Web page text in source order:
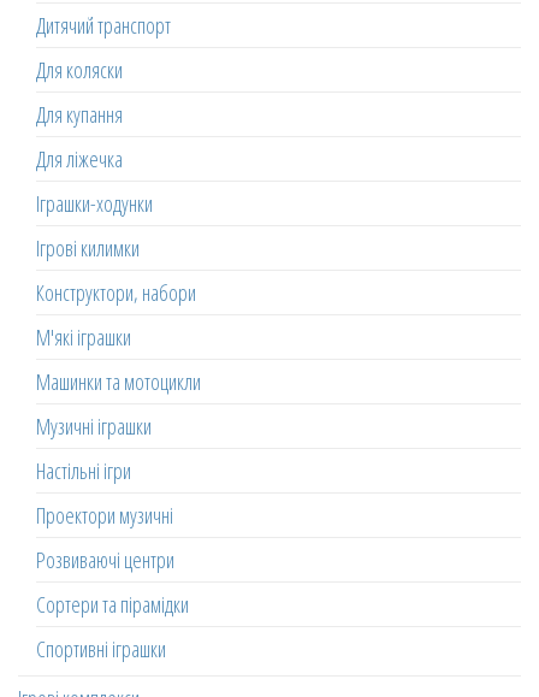
Дитячий транспорт
Для коляски
Для купання
Для ліжечка
Іграшки-ходунки
Ігрові килимки
Конструктори, набори
М'які іграшки
Машинки та мотоцикли
Музичні іграшки
Настільні ігри
Проектори музичні
Розвиваючі центри
Сортери та пірамідки
Спортивні іграшки